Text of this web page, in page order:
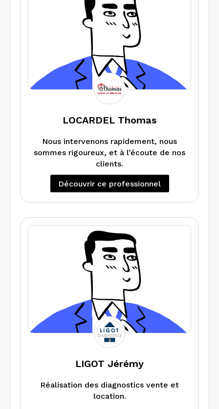
LOCARDEL Thomas
Nous intervenons rapidement, nous
sommes rigoureux, et à l’écoute de nos
clients.
Découvrir ce professionnel
LIGOT Jérémy
Réalisation des diagnostics vente et
location.